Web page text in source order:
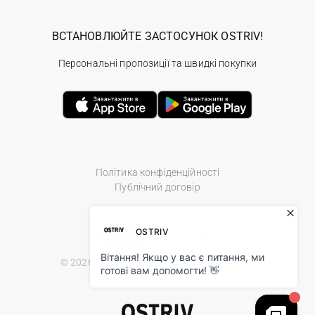
Політика конфіденційності
Публічний договір
© 2026 Ostriv.ua Store. All Rights Reserved.
ВСТАНОВЛЮЙТЕ ЗАСТОСУНОК OSTRIV!
Персональні пропозиції та швидкі покупки